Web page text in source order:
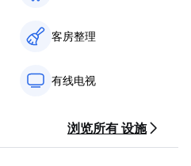
客房整理
有线电视
浏览所有 设施